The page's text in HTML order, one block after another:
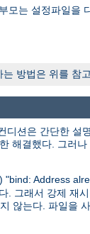
는 설정파일을
방법은 위를 참
디션은 간단한 설
해결했다. 그러
"bind: Address
그래서 강제 재
않는다. 파일을